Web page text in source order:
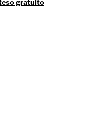
gratuito